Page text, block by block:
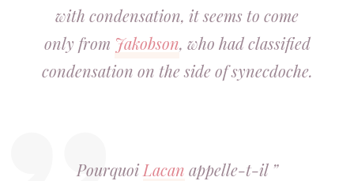
with condensation, it seems to come
only from Jakobson, who had classified
condensation on the side of synecdoche.
Pourquoi Lacan appelle-t-il ”